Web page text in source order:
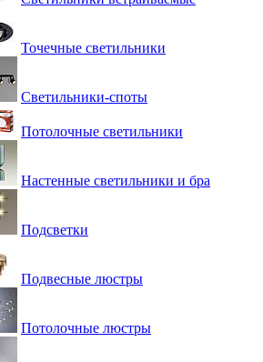
Точечные светильники
Светильники-споты
Потолочные светильники
Настенные светильники и бра
Подсветки
Подвесные люстры
Потолочные люстры